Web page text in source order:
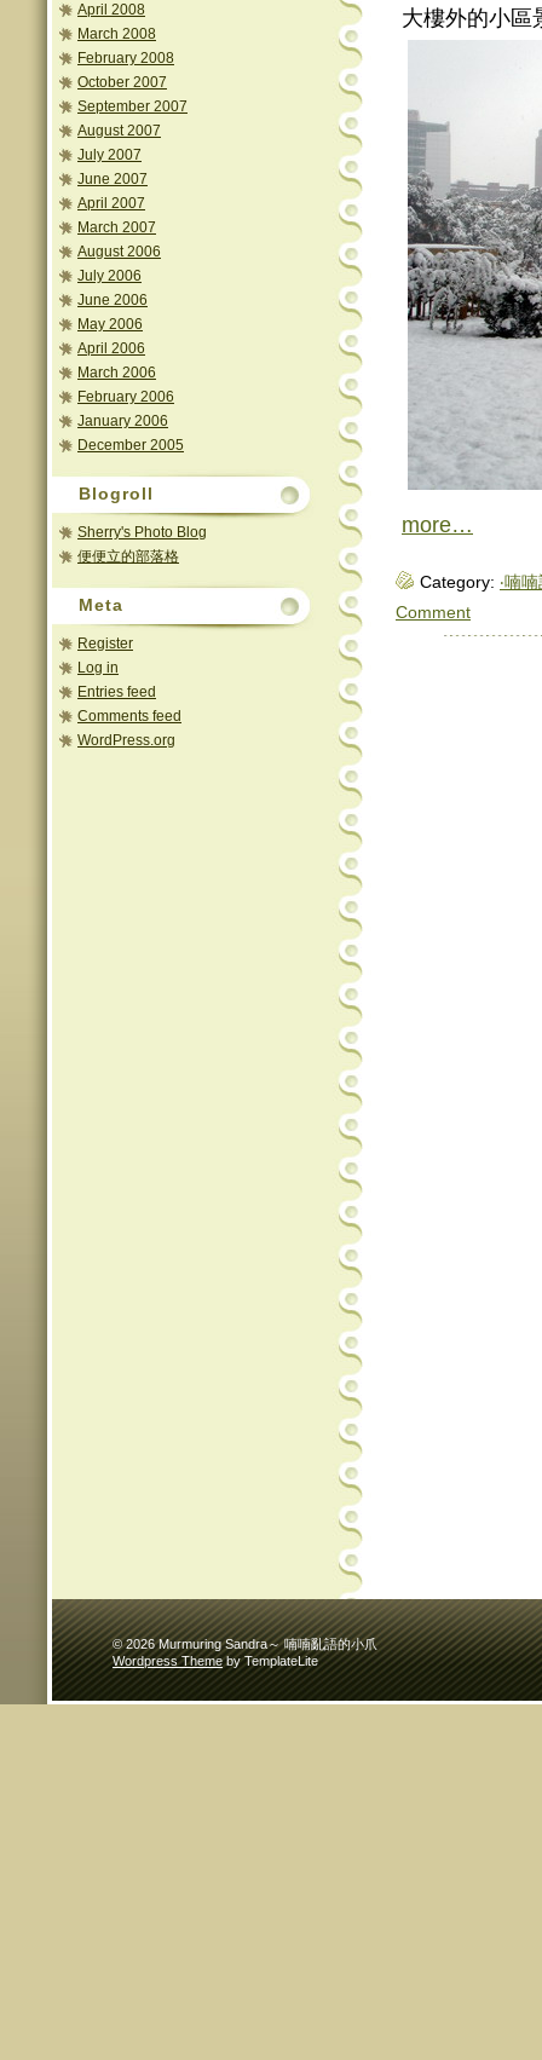
April 2008
March 2008
February 2008
October 2007
September 2007
August 2007
July 2007
June 2007
April 2007
March 2007
August 2006
July 2006
June 2006
May 2006
April 2006
March 2006
February 2006
January 2006
December 2005
Blogroll
Sherry's Photo Blog
便便立的部落格
Meta
Register
Log in
Entries feed
Comments feed
WordPress.org
大樓外的小區
more…
Category: ‧喃
Comment
© 2026 Murmuring Sandra～ 喃喃亂語的小爪
Wordpress Themeby TemplateLite